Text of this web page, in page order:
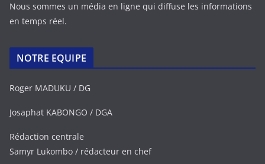
Nous sommes un média en ligne qui diffuse les informations
en temps réel.
NOTRE EQUIPE
Roger MADUKU / DG
Josaphat KABONGO / DGA
Rédaction centrale
Samyr Lukombo / rédacteur en chef